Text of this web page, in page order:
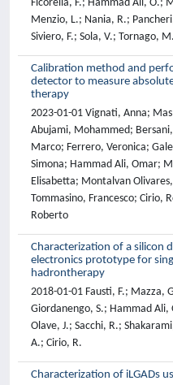
Ficorella, F.; Hammad Ali,
Menzio, L.; Nania, R.;
Siviero, F.; Sola, V.; Tornago,
Calibration method and
detector to measure
therapy
2023-01-01 Vignati, Anna;
Abujami, Mohammed;
Marco; Ferrero, Veronica;
Simona; Hammad Ali, Omar;
Elisabetta; Montalvan
Tommasino, Francesco; Cirio,
Roberto
Characterization of a silicon
electronics prototype for
hadrontherapy
2018-01-01 Fausti, F.; Mazza,
Giordanengo, S.; Hammad
Olave, J.; Sacchi, R.;
A.; Cirio, R.
Characterization of iLGADs